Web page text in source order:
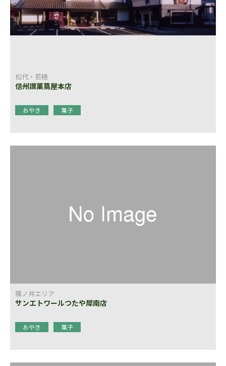
松代・若穂
信州讃菓蔦屋本店
おやき 菓子
篠ノ井エリア
サンエトワールつたや犀南店
おやき 菓子